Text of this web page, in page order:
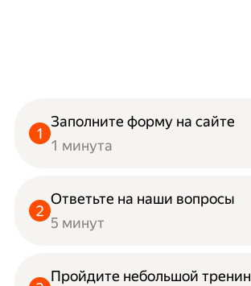
Заполните форму на сайте
1 минута
Ответьте на наши вопросы
5 минут
Пройдите небольшой